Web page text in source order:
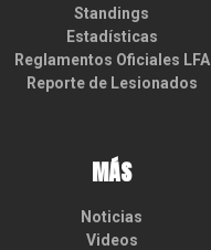
Standings
Estadísticas
Reglamentos Oficiales LFA
Reporte de Lesionados
MÁS
Noticias
Videos